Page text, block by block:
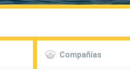
Compañías